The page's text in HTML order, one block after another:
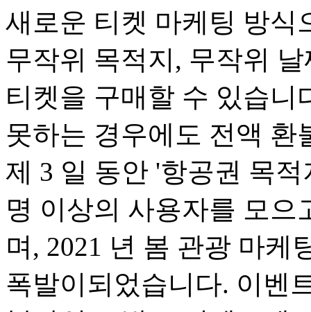
새로운 티켓 마케팅 방식
무작위 목적지, 무작위
티켓을 구매할 수 있습니
못하는 경우에도 전액 환
제 3 일 동안 '항공권 목
명 이상의 사용자를 모
며, 2021 년 봄 관광 마케
폭발이되었습니다. 이벤